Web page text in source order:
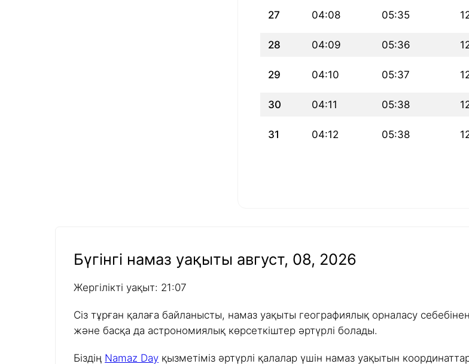
27 04:08 05:35
28 04:09 05:36
29 04:10 05:37
30 04:11 05:38
31 04:12 05:38
Бүгінгі намаз уақыты август, 08, 2026
Жергілікті уақыт: 21:07
Сіз тұрған қалаға байланысты, намаз уақыты географиялық орналасу
және басқа да астрономиялық көрсеткіштер әртүрлі болады.
Біздің Namaz Day қызметіміз әртүрлі қалалар үшін намаз уақытын